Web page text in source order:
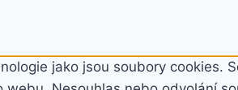
jako jsou soubory cookies.